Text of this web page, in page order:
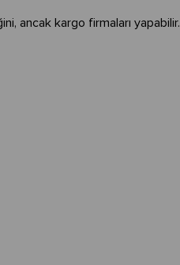
ancak kargo firmaları yapabilir.